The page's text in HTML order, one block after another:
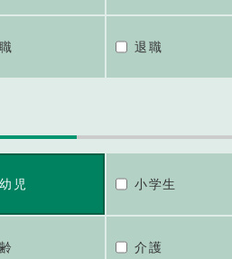
退職
児 小学生
介護